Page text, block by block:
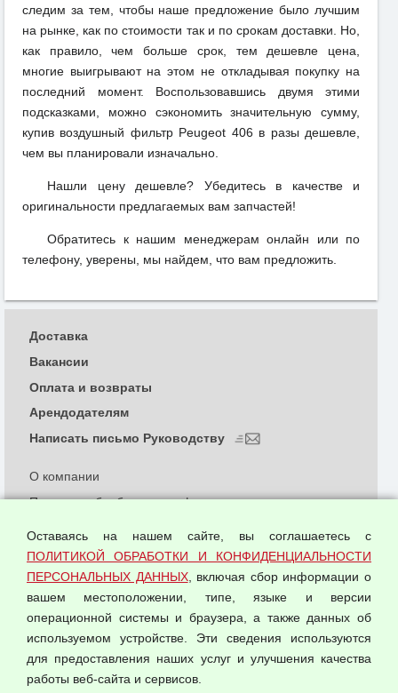
следим за тем, чтобы наше предложение было лучшим
на рынке, как по стоимости так и по срокам доставки. Но,
как правило, чем больше срок, тем дешевле цена,
многие выигрывают на этом не откладывая покупку на
последний момент. Воспользовавшись двумя этими
подсказками, можно сэкономить значительную сумму,
купив воздушный фильтр Peugeot 406 в разы дешевле,
чем вы планировали изначально.
Нашли цену дешевле? Убедитесь в качестве и
оригинальности предлагаемых вам запчастей!
Обратитесь к нашим менеджерам онлайн или по
телефону, уверены, мы найдем, что вам предложить.
© 2026 ООО "Феникс"
О компании
Политика обработки и конфиденциальности
Согласием на обработку персональных данных
Оферта оптовой купли-продажи
Публичная оферта
Доставка
Вакансии
Оплата и возвраты
Арендодателям
Написать письмо Руководству
Оставаясь на нашем сайте, вы соглашаетесь с
ПОЛИТИКОЙ ОБРАБОТКИ И КОНФИДЕНЦИАЛЬНОСТИ
ПЕРСОНАЛЬНЫХ ДАННЫХ, включая сбор информации о
вашем местоположении, типе, языке и версии
операционной системы и браузера, а также данных об
используемом устройстве. Эти сведения используются
для предоставления наших услуг и улучшения качества
работы веб-сайта и сервисов.